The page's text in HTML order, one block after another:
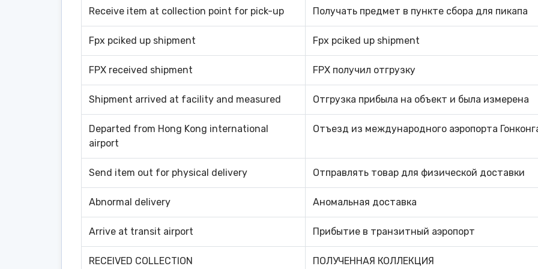
Receive item at collection point for pick-up Получать предмет в пункте сбора для пикапа
Fpx pciked up shipment Fpx pciked up shipment
FPX received shipment FPX получил отгрузку
Shipment arrived at facility and measured Отгрузка прибыла на объект и была измерена
Departed from Hong Kong international
airport
Отъезд из международного аэропорта
Send item out for physical delivery Отправлять товар для физической доставки
Abnormal delivery Аномальная доставка
Arrive at transit airport Прибытие в транзитный аэропорт
RECEIVED COLLECTION ПОЛУЧЕННАЯ КОЛЛЕКЦИЯ